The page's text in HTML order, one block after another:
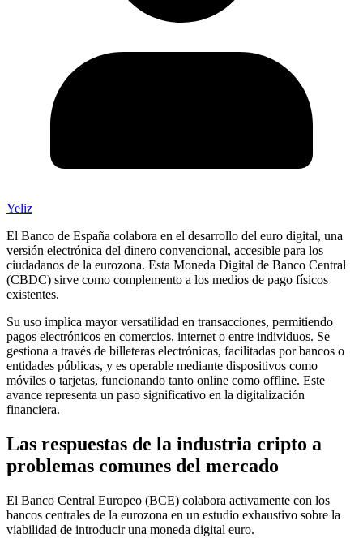
Yeliz
El Banco de España colabora en el desarrollo del euro digital, una
versión electrónica del dinero convencional, accesible para los
ciudadanos de la eurozona. Esta Moneda Digital de Banco Central
(CBDC) sirve como complemento a los medios de pago físicos
existentes.
Su uso implica mayor versatilidad en transacciones, permitiendo
pagos electrónicos en comercios, internet o entre individuos. Se
gestiona a través de billeteras electrónicas, facilitadas por bancos o
entidades públicas, y es operable mediante dispositivos como
móviles o tarjetas, funcionando tanto online como offline. Este
avance representa un paso significativo en la digitalización
financiera.
Las respuestas de la industria cripto a
problemas comunes del mercado
El Banco Central Europeo (BCE) colabora activamente con los
bancos centrales de la eurozona en un estudio exhaustivo sobre la
viabilidad de introducir una moneda digital euro.